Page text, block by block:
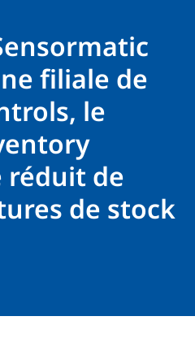
filiale de
le
de
de stock